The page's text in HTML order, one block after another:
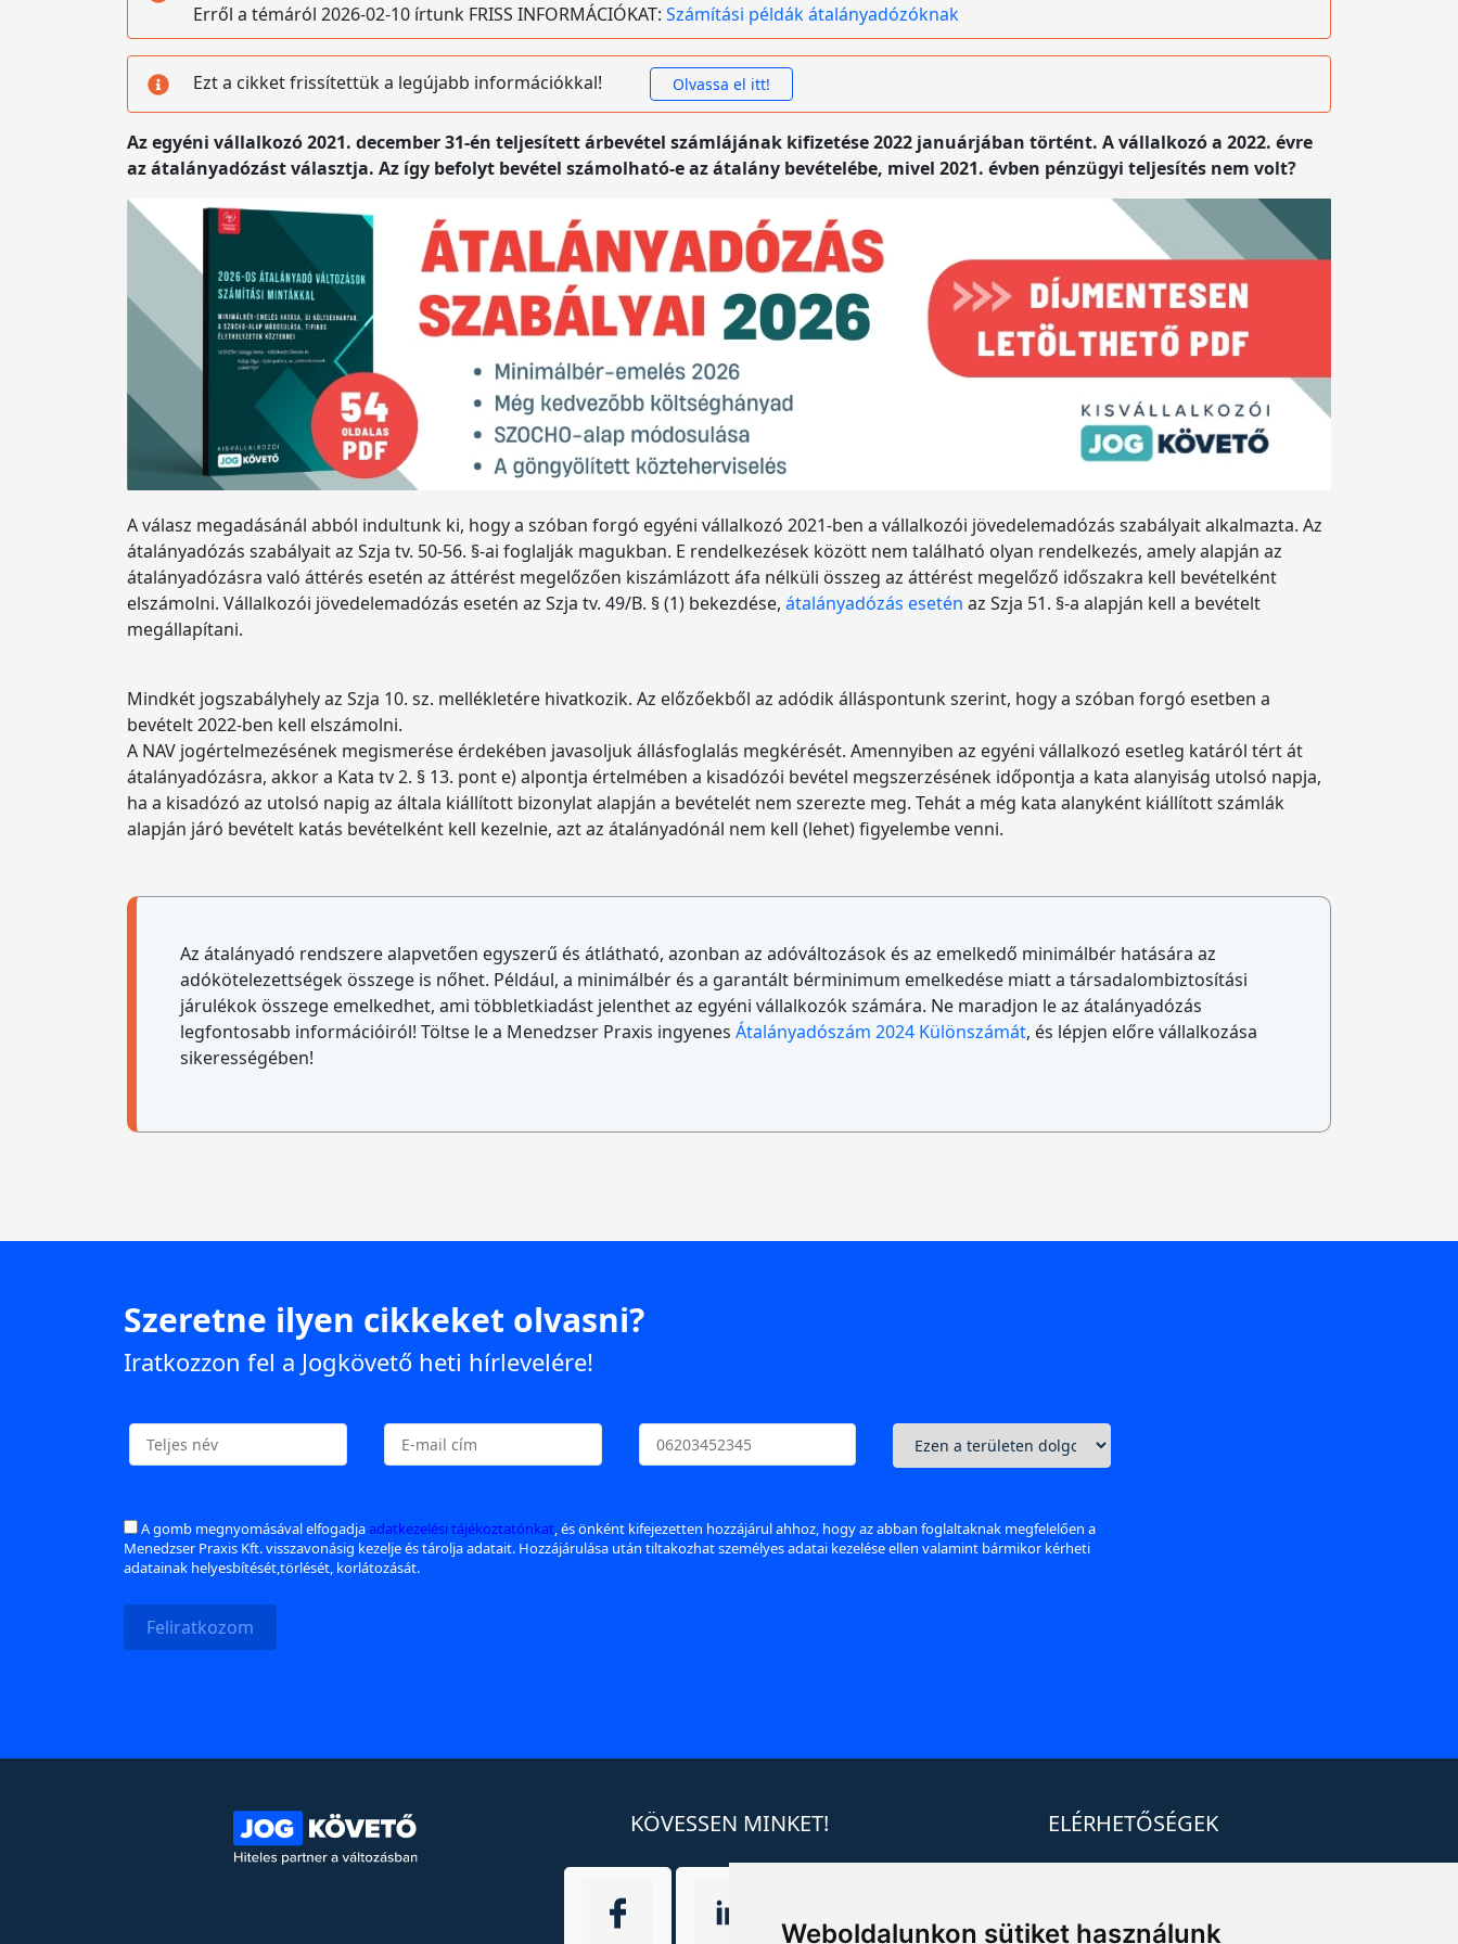
Weboldalunkon sütiket használunk
Erről a témáról 2026-02-10 írtunk FRISS INFORMÁCIÓKAT: Számítási példák átalányadózóknak
Ezt a cikket frissítettük a legújabb információkkal! Olvassa el itt!
Az egyéni vállalkozó 2021. december 31-én teljesített árbevétel számlájának kifizetése 2022 januárjában történt. A vállalkozó a 2022. évre
az átalányadózást választja. Az így befolyt bevétel számolható-e az átalány bevételébe, mivel 2021. évben pénzügyi teljesítés nem volt?
A válasz megadásánál abból indultunk ki, hogy a szóban forgó egyéni vállalkozó 2021-ben a vállalkozói jövedelemadózás szabályait alkalmazta. Az
átalányadózás szabályait az Szja tv. 50-56. §-ai foglalják magukban. E rendelkezések között nem található olyan rendelkezés, amely alapján az
átalányadózásra való áttérés esetén az áttérést megelőzően kiszámlázott áfa nélküli összeg az áttérést megelőző időszakra kell bevételként
elszámolni. Vállalkozói jövedelemadózás esetén az Szja tv. 49/B. § (1) bekezdése, átalányadózás esetén az Szja 51. §-a alapján kell a bevételt
megállapítani.
Mindkét jogszabályhely az Szja 10. sz. mellékletére hivatkozik. Az előzőekből az adódik álláspontunk szerint, hogy a szóban forgó esetben a
bevételt 2022-ben kell elszámolni.
A NAV jogértelmezésének megismerése érdekében javasoljuk állásfoglalás megkérését. Amennyiben az egyéni vállalkozó esetleg katáról tért át
átalányadózásra, akkor a Kata tv 2. § 13. pont e) alpontja értelmében a kisadózói bevétel megszerzésének időpontja a kata alanyiság utolsó napja,
ha a kisadózó az utolsó napig az általa kiállított bizonylat alapján a bevételét nem szerezte meg. Tehát a még kata alanyként kiállított számlák
alapján járó bevételt katás bevételként kell kezelnie, azt az átalányadónál nem kell (lehet) figyelembe venni.
Az átalányadó rendszere alapvetően egyszerű és átlátható, azonban az adóváltozások és az emelkedő minimálbér hatására az
adókötelezettségek összege is nőhet. Például, a minimálbér és a garantált bérminimum emelkedése miatt a társadalombiztosítási
járulékok összege emelkedhet, ami többletkiadást jelenthet az egyéni vállalkozók számára. Ne maradjon le az átalányadózás
legfontosabb információiról! Töltse le a Menedzser Praxis ingyenes Átalányadószám 2024 Különszámát, és lépjen előre vállalkozása
sikerességében!
Szeretne ilyen cikkeket olvasni?
Iratkozzon fel a Jogkövető heti hírlevelére!
A gomb megnyomásával elfogadjaadatkezelési tájékoztatónkat, és önként kifejezetten hozzájárul ahhoz, hogy az abban foglaltaknak megfelelően a
Menedzser Praxis Kft. visszavonásig kezelje és tárolja adatait. Hozzájárulása után tiltakozhat személyes adatai kezelése ellen valamint bármikor kérheti
adatainak helyesbítését,törlését, korlátozását.
Feliratkozom
KÖVESSEN MINKET! ELÉRHETŐSÉGEK
info@mprx.hu